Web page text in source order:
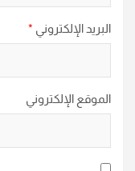
البريد الإلكتروني *
الموقع الإلكتروني